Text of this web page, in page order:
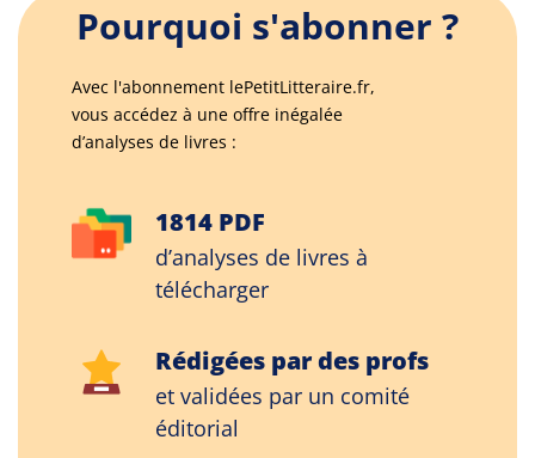
Pourquoi s'abonner ?
Avec l'abonnement lePetitLitteraire.fr,
vous accédez à une offre inégalée
d’analyses de livres :
1814 PDF
d’analyses de livres à
télécharger
Rédigées par des profs
et validées par un comité
éditorial